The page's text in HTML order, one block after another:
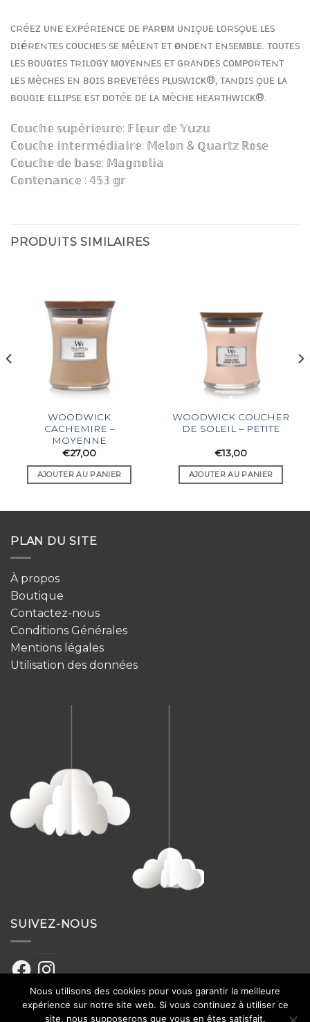
ᴄʀéᴇᴢ ᴜɴᴇ ᴇxᴘéʀɪᴇɴᴄᴇ ᴅᴇ ᴘᴀʀғᴜᴍ ᴜɴɪǫᴜᴇ ʟᴏʀsǫᴜᴇ ʟᴇs
ᴅɪғғéʀᴇɴᴛᴇs ᴄᴏᴜᴄʜᴇs sᴇ ᴍêʟᴇɴᴛ ᴇᴛ ғᴏɴᴅᴇɴᴛ ᴇɴsᴇᴍʙʟᴇ. ᴛᴏᴜᴛᴇs
ʟᴇs ʙᴏᴜɢɪᴇs ᴛʀɪʟᴏɢʏ ᴍᴏʏᴇɴɴᴇs ᴇᴛ ɢʀᴀɴᴅᴇs ᴄᴏᴍᴘᴏʀᴛᴇɴᴛ
ʟᴇs ᴍèᴄʜᴇs ᴇɴ ʙᴏɪs ʙʀᴇᴠᴇᴛéᴇs ᴘʟᴜsᴡɪᴄᴋ®, ᴛᴀɴᴅɪs ǫᴜᴇ ʟᴀ
ʙᴏᴜɢɪᴇ ᴇʟʟɪᴘsᴇ ᴇsᴛ ᴅᴏᴛéᴇ ᴅᴇ ʟᴀ ᴍèᴄʜᴇ ʜᴇᴀʀᴛʜᴡɪᴄᴋ®.
ℂ𝕠𝕦𝕔𝕙𝕖 𝕤𝕦𝕡é𝕣𝕚𝕖𝕦𝕣𝕖: 𝔽𝕝𝕖𝕦𝕣 𝕕𝕖 𝕐𝕦𝕫𝕦
ℂ𝕠𝕦𝕔𝕙𝕖 𝕚𝕟𝕥𝕖𝕣𝕞é𝕕𝕚𝕒𝕚𝕣𝕖: 𝕄𝕖𝕝𝕠𝕟 & ℚ𝕦𝕒𝕣𝕥𝕫 ℝ𝕠𝕤𝕖
ℂ𝕠𝕦𝕔𝕙𝕖 𝕕𝕖 𝕓𝕒𝕤𝕖: 𝕄𝕒𝕘𝕟𝕠𝕝𝕚𝕒
ℂ𝕠𝕟𝕥𝕖𝕟𝕒𝕟𝕔𝕖 : 𝟜𝟝𝟛 𝕘𝕣
PRODUITS SIMILAIRES
WOODWICK
CACHEMIRE –
MOYENNE
€27,00
AJOUTER AU PANIER
WOODWICK COUCHER
DE SOLEIL – PETITE
€13,00
AJOUTER AU PANIER
PLAN DU SITE
À propos
Boutique
Contactez-nous
Conditions Générales
Mentions légales
Utilisation des données
SUIVEZ-NOUS
FacebookInstagram
Nous utilisons des cookies pour vous garantir la meilleure
expérience sur notre site web. Si vous continuez à utiliser ce
site, nous supposerons que vous en êtes satisfait.